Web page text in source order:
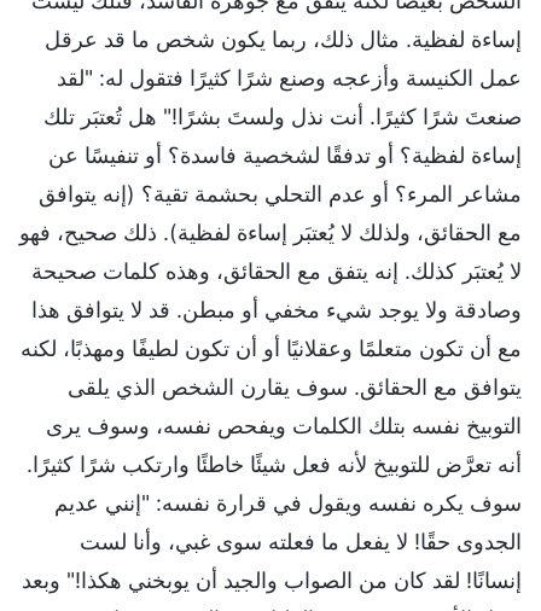
إساءة لفظية. مثال ذلك، ربما يكون شخص ما قد عرقل
عمل الكنيسة وأزعجه وصنع شرًا كثيرًا فتقول له: "لقد
صنعتَ شرًا كثيرًا. أنت نذل ولستَ بشرًا!" هل تُعتبَر تلك
إساءة لفظية؟ أو تدفقًا لشخصية فاسدة؟ أو تنفيسًا عن
مشاعر المرء؟ أو عدم التحلي بحشمة تقية؟ (إنه يتوافق
مع الحقائق، ولذلك لا يُعتبَر إساءة لفظية). ذلك صحيح، فهو
لا يُعتبَر كذلك. إنه يتفق مع الحقائق، وهذه كلمات صحيحة
وصادقة ولا يوجد شيء مخفي أو مبطن. قد لا يتوافق هذا
مع أن تكون متعلمًا وعقلانيًا أو أن تكون لطيفًا ومهذبًا، لكنه
يتوافق مع الحقائق. سوف يقارن الشخص الذي يلقى
التوبيخ نفسه بتلك الكلمات ويفحص نفسه، وسوف يرى
أنه تعرَّض للتوبيخ لأنه فعل شيئًا خاطئًا وارتكب شرًا كثيرًا.
سوف يكره نفسه ويقول في قرارة نفسه: "إنني عديم
الجدوى حقًا! لا يفعل ما فعلته سوى غبي، وأنا لست
إنسانًا! لقد كان من الصواب والجيد أن يوبخني هكذا!" وبعد